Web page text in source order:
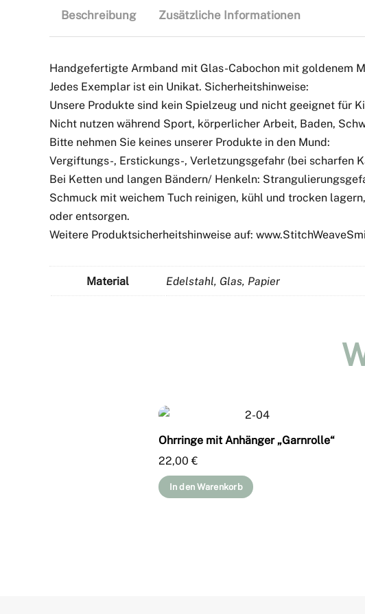
Beschreibung Zusätzliche Informationen
Handgefertigte Armband mit Glas-Cabochon mit goldenem
Jedes Exemplar ist ein Unikat. Sicherheitshinweise:
Unsere Produkte sind kein Spielzeug und nicht geeignet für
Nicht nutzen während Sport, körperlicher Arbeit, Baden,
Bitte nehmen Sie keines unserer Produkte in den Mund:
Vergiftungs-, Erstickungs-, Verletzungsgefahr (bei scharfen
Bei Ketten und langen Bändern/ Henkeln:
Schmuck mit weichem Tuch reinigen, kühl und trocken
oder entsorgen.
Weitere Produktsicherheitshinweise auf:
Material Edelstahl, Glas, Papier
Ohrringe mit Anhänger „Garnrolle“
22,00€
In den Warenkorb